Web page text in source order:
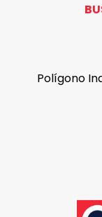
Polígono